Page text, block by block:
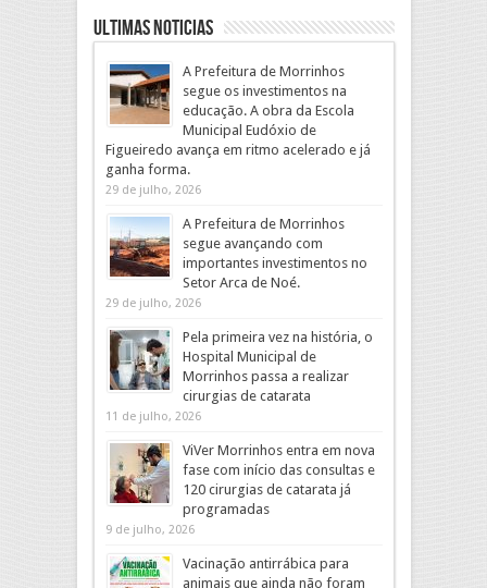
Ultimas Noticias
A Prefeitura de Morrinhos
segue os investimentos na
educação. A obra da Escola
Municipal Eudóxio de
Figueiredo avança em ritmo acelerado e já
ganha forma.
29 de julho, 2026
A Prefeitura de Morrinhos
segue avançando com
importantes investimentos no
Setor Arca de Noé.
29 de julho, 2026
Pela primeira vez na história, o
Hospital Municipal de
Morrinhos passa a realizar
cirurgias de catarata
11 de julho, 2026
ViVer Morrinhos entra em nova
fase com início das consultas e
120 cirurgias de catarata já
programadas
9 de julho, 2026
Vacinação antirrábica para
animais que ainda não foram